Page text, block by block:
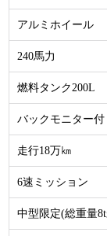
アルミホイール
240馬力
燃料タンク200L
バックモニター付
走行18万㎞
6速ミッション
中型限定(総重量